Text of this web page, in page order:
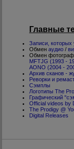
Главные
Записи, которых
Обмен аудио /
Обмен
MFTJG (1993 -
AONO (2004 -
Архив сканов -
Реворки и
Сэмплы
Логотипы The
Графический
Official videos by
The Prodigy @
Digital Releases